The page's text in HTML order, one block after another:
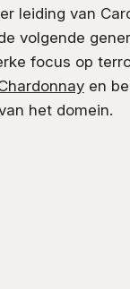
leiding van
volgende
focus op
en
het domein.